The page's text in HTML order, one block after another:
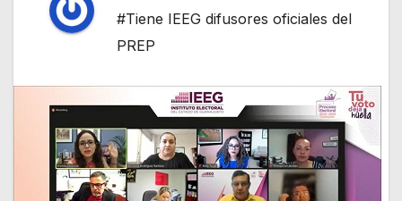
#Tiene IEEG difusores oficiales del
PREP